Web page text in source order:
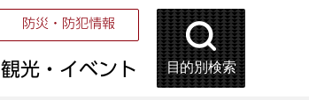
防災・防犯情報
観光・イベント 目的別検索